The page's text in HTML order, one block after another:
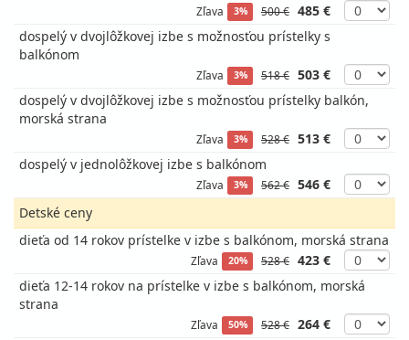
Zľava 3% 500 € 485 €
dospelý v dvojlôžkovej izbe s možnosťou prístelky s
balkónom
Zľava 3% 518 € 503 €
dospelý v dvojlôžkovej izbe s možnosťou prístelky balkón,
morská strana
Zľava 3% 528 € 513 €
dospelý v jednolôžkovej izbe s balkónom
Zľava 3% 562 € 546 €
Detské ceny
dieťa od 14 rokov prístelke v izbe s balkónom, morská strana
Zľava 20% 528 € 423 €
dieťa 12-14 rokov na prístelke v izbe s balkónom, morská
strana
Zľava 50% 528 € 264 €